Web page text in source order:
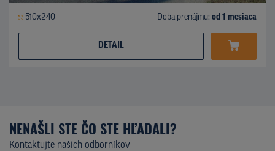
510x240 Doba prenájmu: od 1 mesiaca
DETAIL
NENAŠLI STE ČO STE HĽADALI?
Kontaktujte našich odborníkov